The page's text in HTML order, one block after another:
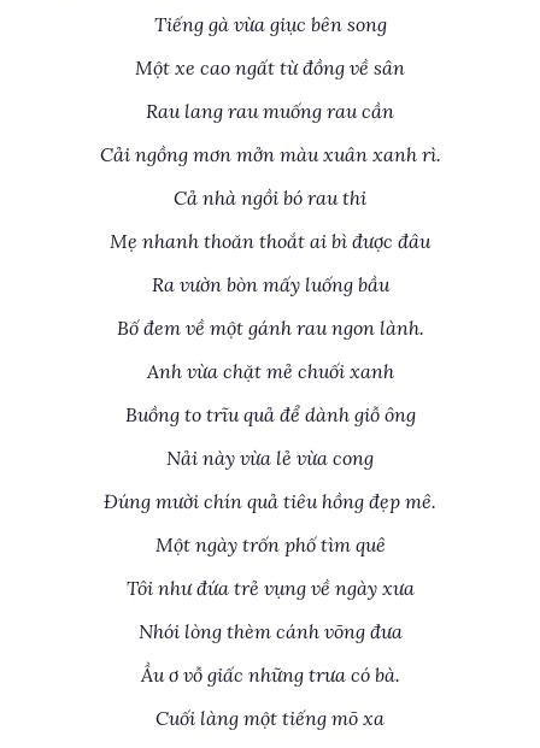
Tiếng gà vừa giục bên song
Một xe cao ngất từ đồng về sân
Rau lang rau muống rau cần
Cải ngồng mơn mởn màu xuân xanh rì.
Cả nhà ngồi bó rau thi
Mẹ nhanh thoăn thoắt ai bì được đâu
Ra vườn bòn mấy luống bầu
Bố đem về một gánh rau ngon lành.
Anh vừa chặt mẻ chuối xanh
Buồng to trĩu quả để dành giỗ ông
Nải này vừa lẻ vừa cong
Đúng mười chín quả tiêu hồng đẹp mê.
Một ngày trốn phố tìm quê
Tôi như đứa trẻ vụng về ngày xưa
Nhói lòng thèm cánh võng đưa
Ầu ơ vỗ giấc những trưa có bà.
Cuối làng một tiếng mõ xa